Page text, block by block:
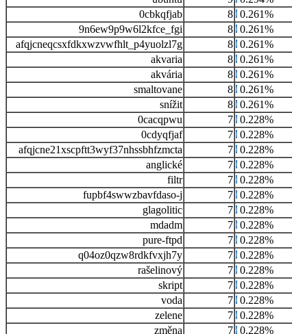
0cbkqfjab
8 0.261%
9n6ew9p9w6l2kfce_fgi
8 0.261%
afqjcneqcsxfdkxwzvwfhlt_p4yuolzl7g
8 0.261%
akvaria
8 0.261%
akvária
8 0.261%
smaltovane
8 0.261%
snížit
8 0.261%
0cacqpwu
7 0.228%
0cdyqfjaf
7 0.228%
afqjcne21xscpftt3wyf37nhssbhfzmcta
7 0.228%
anglické
7 0.228%
filtr
7 0.228%
fupbf4swwzbavfdaso-j
7 0.228%
glagolitic
7 0.228%
mdadm
7 0.228%
pure-ftpd
7 0.228%
q04oz0qzw8rdkfvxjh7y
7 0.228%
rašelinový
7 0.228%
skript
7 0.228%
voda
7 0.228%
zelene
7 0.228%
změna
7 0.228%